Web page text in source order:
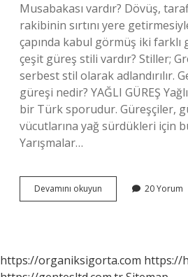
Musabakası vardır? Dövüş,
rakibinin sırtını yere
çapında kabul görmüş iki farklı
çeşit güreş stili vardır? Stiller;
serbest stil olarak adlandırılır.
güreşi nedir? YAĞLI GÜREŞ
bir Türk sporudur. Güreşçiler,
vücutlarına yağ sürdükleri için
Yarışmalar…
Devamını okuyun
Çeşit
20 Yorum
https://organiksigorta.com https://